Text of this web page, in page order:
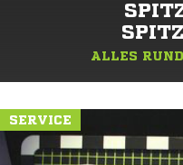
ALLES
SERVICE